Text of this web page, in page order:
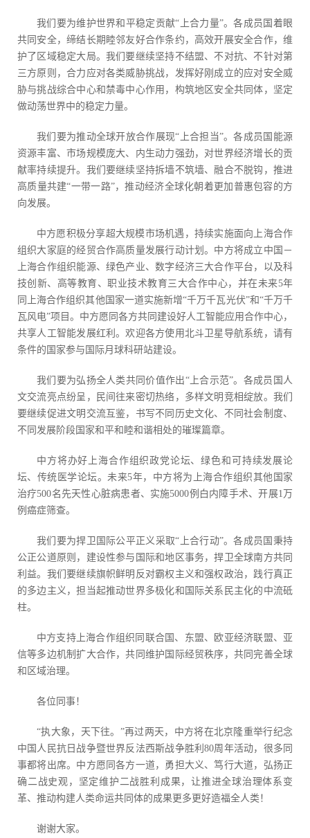
我们要为维护世界和平稳定贡献“上合力量”。各成员国着眼
共同安全，缔结长期睦邻友好合作条约，高效开展安全合作，维
护了区域稳定大局。我们要继续坚持不结盟、不对抗、不针对第
三方原则，合力应对各类威胁挑战，发挥好刚成立的应对安全威
胁与挑战综合中心和禁毒中心作用，构筑地区安全共同体，坚定
做动荡世界中的稳定力量。
我们要为推动全球开放合作展现“上合担当”。各成员国能源
资源丰富、市场规模庞大、内生动力强劲，对世界经济增长的贡
献率持续提升。我们要继续坚持拆墙不筑墙、融合不脱钩，推进
高质量共建“一带一路”，推动经济全球化朝着更加普惠包容的方
向发展。
中方愿积极分享超大规模市场机遇，持续实施面向上海合作
组织大家庭的经贸合作高质量发展行动计划。中方将成立中国－
上海合作组织能源、绿色产业、数字经济三大合作平台，以及科
技创新、高等教育、职业技术教育三大合作中心，并在未来5年
同上海合作组织其他国家一道实施新增“千万千瓦光伏”和“千万千
瓦风电”项目。中方愿同各方共同建设好人工智能应用合作中心，
共享人工智能发展红利。欢迎各方使用北斗卫星导航系统，请有
条件的国家参与国际月球科研站建设。
我们要为弘扬全人类共同价值作出“上合示范”。各成员国人
文交流亮点纷呈，民间往来密切热络，多样文明竞相绽放。我们
要继续促进文明交流互鉴，书写不同历史文化、不同社会制度、
不同发展阶段国家和平和睦和谐相处的璀璨篇章。
中方将办好上海合作组织政党论坛、绿色和可持续发展论
坛、传统医学论坛。未来5年，中方将为上海合作组织其他国家
治疗500名先天性心脏病患者、实施5000例白内障手术、开展1万
例癌症筛查。
我们要为捍卫国际公平正义采取“上合行动”。各成员国秉持
公正公道原则，建设性参与国际和地区事务，捍卫全球南方共同
利益。我们要继续旗帜鲜明反对霸权主义和强权政治，践行真正
的多边主义，担当起推动世界多极化和国际关系民主化的中流砥
柱。
中方支持上海合作组织同联合国、东盟、欧亚经济联盟、亚
信等多边机制扩大合作，共同维护国际经贸秩序，共同完善全球
和区域治理。
各位同事！
“执大象，天下往。”再过两天，中方将在北京隆重举行纪念
中国人民抗日战争暨世界反法西斯战争胜利80周年活动，很多同
事都将出席。中方愿同各方一道，勇担大义、笃行大道，弘扬正
确二战史观，坚定维护二战胜利成果，让推进全球治理体系变
革、推动构建人类命运共同体的成果更多更好造福全人类！
谢谢大家。